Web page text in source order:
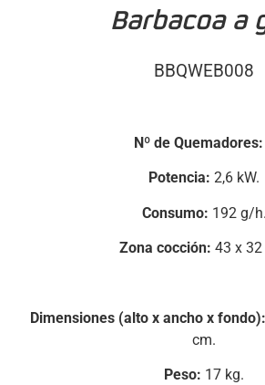
Barbacoa a
BBQWEB008
Nº de Quemadores:
Potencia: 2,6 kW.
Consumo: 192 g/h.
Zona cocción: 43 x 32
Dimensiones (alto x ancho x fondo):
cm.
Peso: 17 kg.